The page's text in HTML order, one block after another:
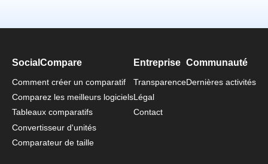
SocialCompare
Comment créer un comparatif
Comparez les meilleurs logiciels
Tableaux comparatifs
Convertisseur d'unités
Comparateur de taille
Entreprise
Transparence
Légal
Contact
Communauté
Dernières activités